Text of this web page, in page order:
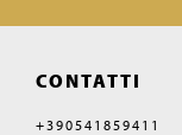
CONTATTI
+390541859411